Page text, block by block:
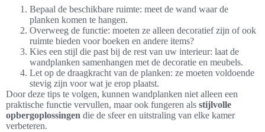
Bepaal de beschikbare ruimte: meet de wand waar de
planken komen te hangen.
Overweeg de functie: moeten ze alleen decoratief zijn of ook
ruimte bieden voor boeken en andere items?
Kies een stijl die past bij de rest van uw interieur: laat de
wandplanken samenhangen met de decoratie en meubels.
Let op de draagkracht van de planken: ze moeten voldoende
stevig zijn voor wat je erop plaatst.
Door deze tips te volgen, kunnen wandplanken niet alleen een
praktische functie vervullen, maar ook fungeren als stijlvolle
opbergoplossingen die de sfeer en uitstraling van elke kamer
verbeteren.